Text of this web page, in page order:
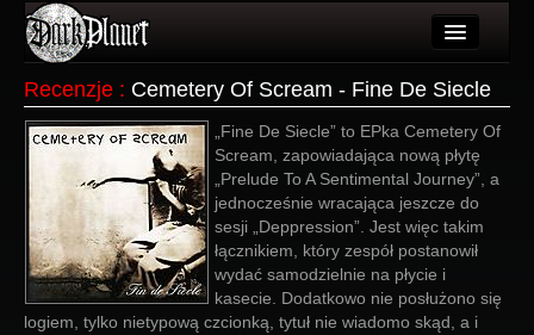
Użytkownicy
Wydarzenia
Galeria
Forum
Więcej
Recenzje : Cemetery Of Scream - Fine De Siecle
„Fine De Siecle” to EPka Cemetery Of
Scream, zapowiadająca nową płytę
„Prelude To A Sentimental Journey”, a
jednocześnie wracająca jeszcze do
sesji „Deppression”. Jest więc takim
łącznikiem, który zespół postanowił
wydać samodzielnie na płycie i
kasecie. Dodatkowo nie posłużono się
logiem, tylko nietypową czcionką, tytuł nie wiadomo skąd, a i